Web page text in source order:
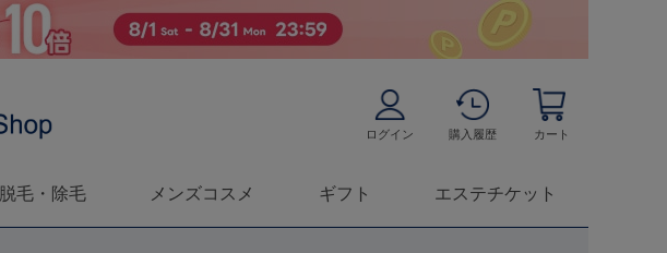
ログイン 購入履歴 カート
脱毛・除毛 メンズコスメ ギフト エステチケット